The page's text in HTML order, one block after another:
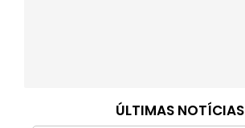
ÚLTIMAS NOTÍCIAS